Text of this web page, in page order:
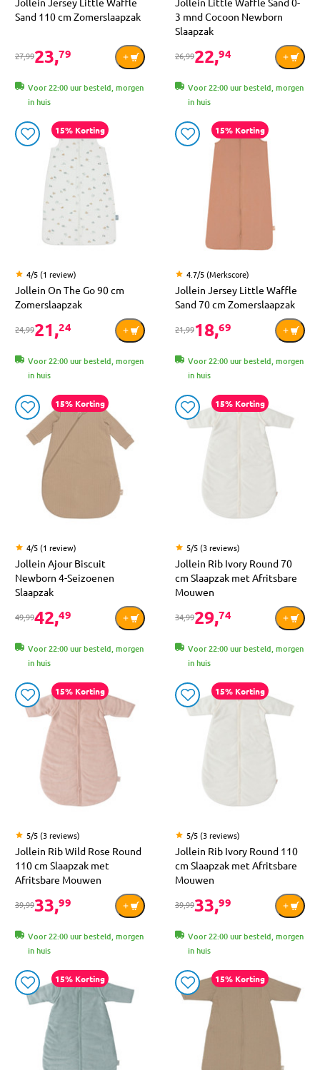
Sand 110 cm Zomerslaapzak
27,9923,79
Voor 22:00 uur besteld, morgen
in huis
3 mnd Cocoon Newborn
Slaapzak
26,9922,94
Voor 22:00 uur besteld, morgen
in huis
15% Korting
4/5 (1 review)
Jollein On The Go 90 cm
Zomerslaapzak
24,9921,24
Voor 22:00 uur besteld, morgen
in huis
15% Korting
4.7/5 (Merkscore)
Jollein Jersey Little Waffle
Sand 70 cm Zomerslaapzak
21,9918,69
Voor 22:00 uur besteld, morgen
in huis
15% Korting
4/5 (1 review)
Jollein Ajour Biscuit
Newborn 4-Seizoenen
Slaapzak
49,9942,49
Voor 22:00 uur besteld, morgen
in huis
15% Korting
5/5 (3 reviews)
Jollein Rib Ivory Round 70
cm Slaapzak met Afritsbare
Mouwen
34,9929,74
Voor 22:00 uur besteld, morgen
in huis
15% Korting
5/5 (3 reviews)
Jollein Rib Wild Rose Round
110 cm Slaapzak met
Afritsbare Mouwen
39,9933,99
Voor 22:00 uur besteld, morgen
in huis
15% Korting
5/5 (3 reviews)
Jollein Rib Ivory Round 110
cm Slaapzak met Afritsbare
Mouwen
39,9933,99
Voor 22:00 uur besteld, morgen
in huis
15% Korting 15% Korting